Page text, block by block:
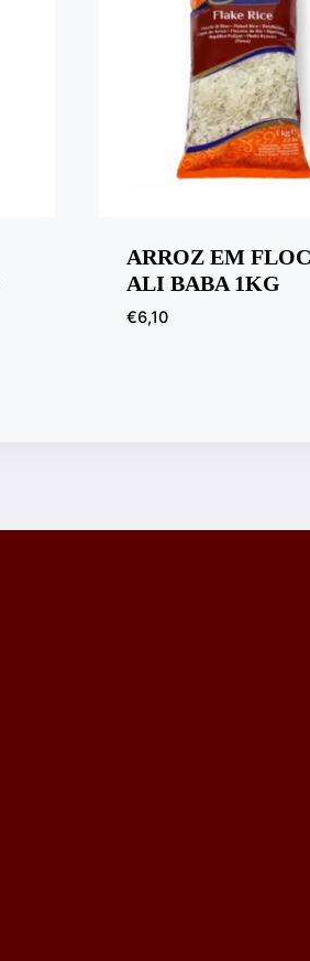
ARROZ EM
ALI BABA 1KG
€6,10